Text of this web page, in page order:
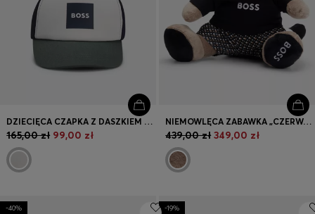
DZIECIĘCA CZAPKA Z DASZKIEM Z BAWEŁNIANEGO DIAGONALU Z SIATECZKOWYM TYŁEM
165,00 zł 99,00 zł
NIEMOWLĘCA ZABAWKA „CZERWONA PANDA” ZE SZTUCZNEGO FUTRA
439,00 zł 349,00 zł
-40% -19%